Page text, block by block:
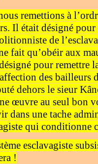
remettions à
Il était désigné
de
fait qu’obéir aux
pour remettre
des bailleurs
dehors le sieur
œuvre au seul bon
dans une tache
qui conditionne
esclavagiste
!